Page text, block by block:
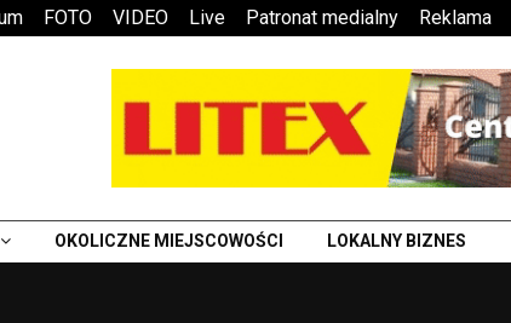
FOTO VIDEO Live Patronat medialny Reklama
OKOLICZNE MIEJSCOWOŚCI LOKALNY BIZNES